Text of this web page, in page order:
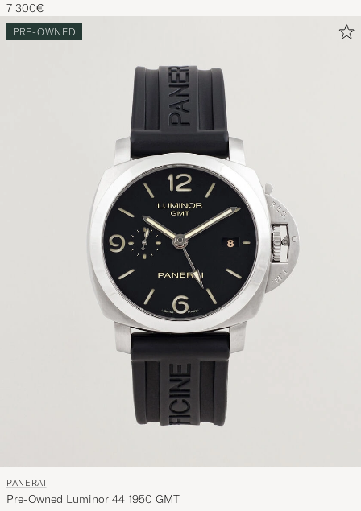
7 300€
PRE-OWNED
PANERAI
Pre-Owned Luminor 44 1950 GMT